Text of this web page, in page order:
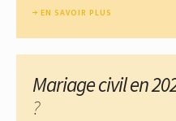
EN SAVOIR PLUS
Mariage civil en
?